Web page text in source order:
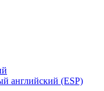
английский (ESP)